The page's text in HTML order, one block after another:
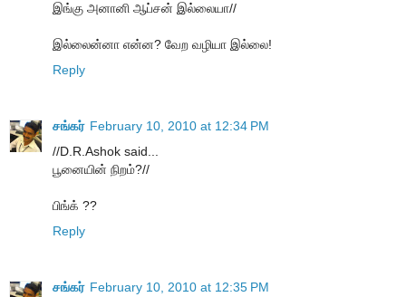
இங்கு அனானி ஆப்சன் இல்லையா//
இல்லைன்னா என்ன? வேற வழியா இல்லை!
Reply
சங்கர் February 10, 2010 at 12:34 PM
//D.R.Ashok said...
பூனையின் நிறம்?//
பிங்க் ??
Reply
சங்கர் February 10, 2010 at 12:35 PM